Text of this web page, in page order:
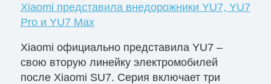
Xiaomi представила внедорожники YU7, YU7
Pro и YU7 Max
Xiaomi официально представила YU7 –
свою вторую линейку электромобилей
после Xiaomi SU7. Серия включает три